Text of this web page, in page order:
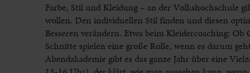
Farbe, Stil und Kleidung – an der Volkshochschule
wollen. Den individuellen Stil finden und diesen
Besseren verändern. Etwa beim Kleidercoaching:
Schnitte spielen eine große Rolle, wenn es darum
Abendakademie gibt es das ganze Jahr über eine